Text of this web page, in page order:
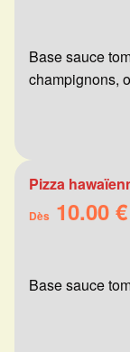
Base sauce
champignons,
Pizza
Dès 10.00 €
Base sauce